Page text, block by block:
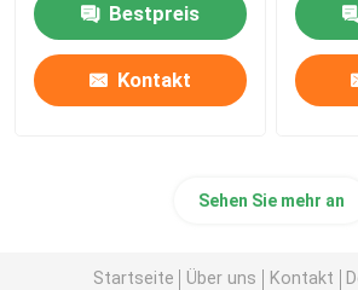
Bestpreis
Kontakt
Sehen Sie mehr an
Startseite Über uns Kontakt